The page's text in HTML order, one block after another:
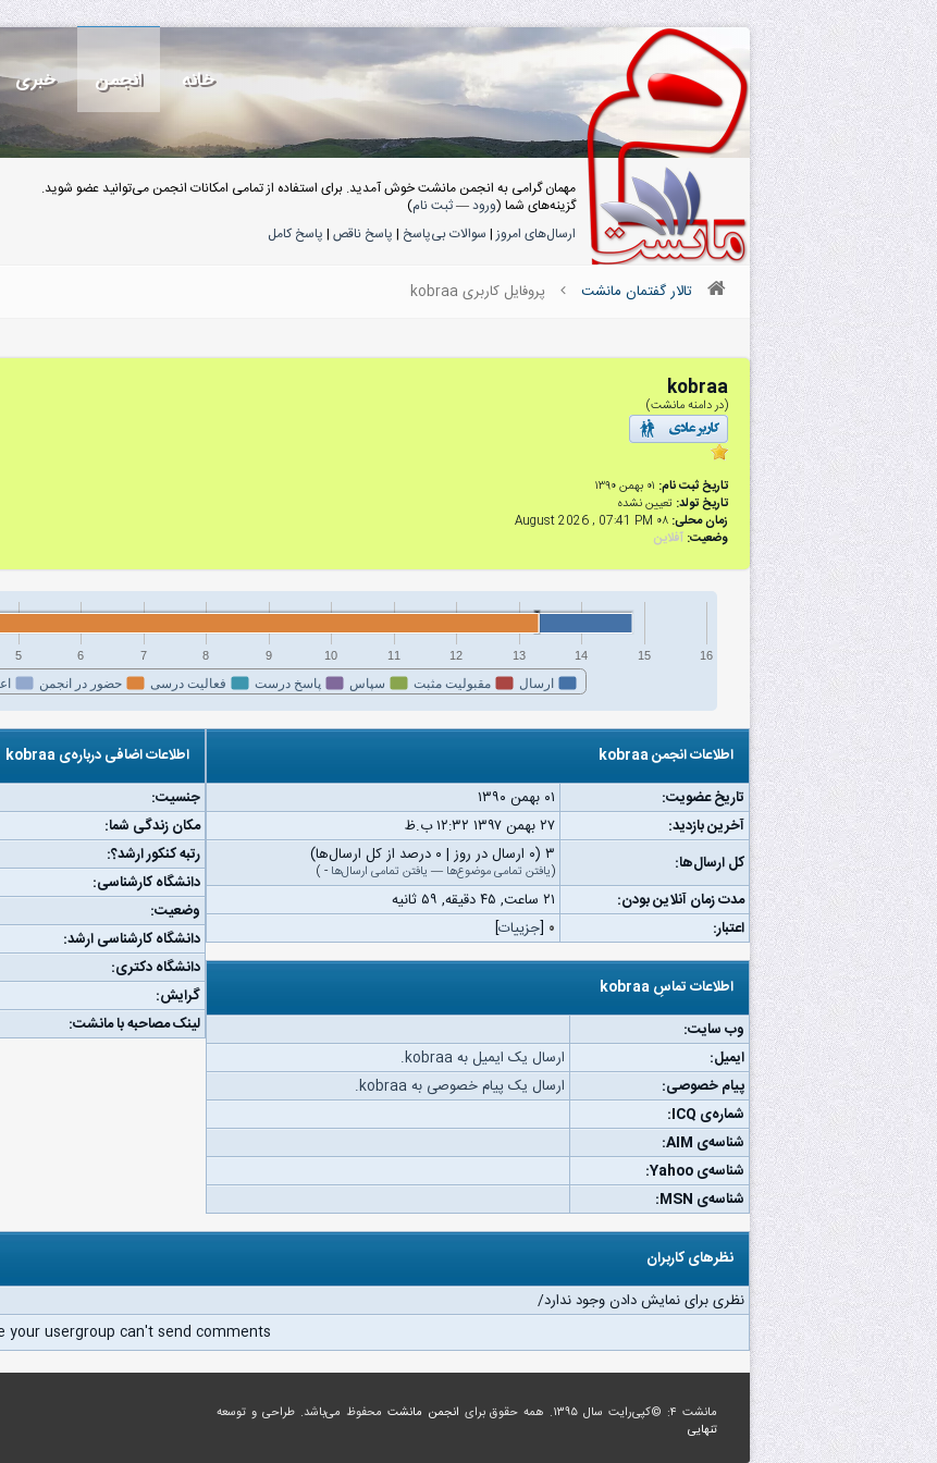
خانه انجمن خبری
مهمان گرامی به انجمن مانشت خوش آمدید. برای استفاده از تمامی امکانات انجمن می‌توانید عضو شوید.
گزینه‌های شما (ورود—ثبت نام)
ارسال‌های امروز| سوالات بی‌پاسخ | پاسخ ناقص | پاسخ کامل
تالار گفتمان مانشت پروفایل کاربری kobraa
kobraa
(در دامنه مانشت)
تاریخ ثبت نام: ۰۱ بهمن ۱۳۹۰
تاریخ تولد: تعیین نشده
زمان محلی: ۰۸ August 2026 , 07:41 PM
وضعیت: آفلاین
ارسال مقبولیت مثبت سپاس پاسخ درست فعالیت درسی حضور در انجمن
5 6 7 8 9 10 11 12 13 14 15 16
اطلاعات انجمن kobraa
تاریخ عضویت:
۰۱ بهمن ۱۳۹۰
آخرین بازدید:
۲۷ بهمن ۱۳۹۷ ۱۲:۳۲ ب.ظ
کل ارسال‌ها:
۳ (۰ ارسال در روز | ۰ درصد از کل ارسال‌ها)
(یافتن تمامی موضوع‌ها — یافتن تمامی ارسال‌ها -
)
مدت زمان آنلاین بودن:
۲۱ ساعت, ۴۵ دقیقه, ۵۹ ثانیه
اعتبار:
۰ [جزییات]
اطلاعات تماسِ kobraa
وب‌ سایت:
ایمیل:
ارسال یک ایمیل به kobraa.
پیام خصوصی:
ارسال یک پیام خصوصی به kobraa.
شماره‌ی ICQ:
شناسه‌ی AIM:
شناسه‌ی Yahoo:
شناسه‌ی MSN:
اطلاعات اضافی درباره‌ی kobraa
جنسیت:
مکان زندگی شما:
رتبه کنکور ارشد؟:
دانشگاه کارشناسی:
وضعیت:
دانشگاه کارشناسی ارشد:
دانشگاه دکتری:
گرایش:
لینک مصاحبه با مانشت:
نظرهای کاربران
نظری برای نمایش دادن وجود ندارد/
usergroup can't send comments.
مانشت ۴: ©کپی‌رایت سال ۱۳۹۵. همه حقوق برای انجمن مانشت محفوظ می‌باشد. طراحی و توسعه
تنهایی